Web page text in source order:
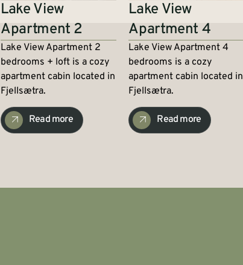
Lake View
Apartment 2
Lake View Apartment 2
bedrooms + loft is a cozy
apartment cabin located in
Fjellsætra.
Read more
Lake View
Apartment 4
Lake View Apartment 4
bedrooms is a cozy
apartment cabin located in
Fjellsætra.
Read more